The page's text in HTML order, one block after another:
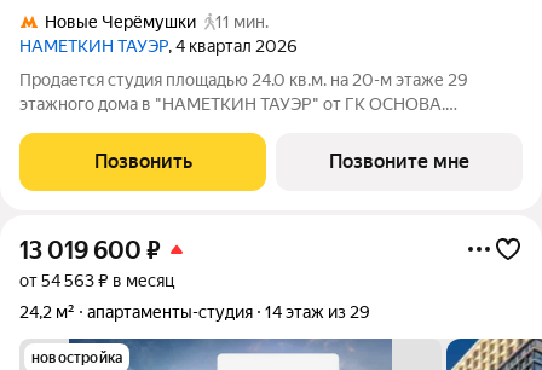
Новые Черёмушки
11 мин.
НАМЕТКИН ТАУЭР, 4 квартал 2026
Продается студия площадью 24.0 кв.м. на 20-м этаже 29
этажного дома в "НАМЕТКИН ТАУЭР" от ГК ОСНОВА.
обслуживанием, располагается в районе Черёмушки на Юго-
Западе Москвы. Архитектура от
Позвонить Позвоните мне
13 019 600 ₽
от 54 563 ₽ в месяц
24,2 м²
апартаменты-студия 14 этаж из 29
новостройка